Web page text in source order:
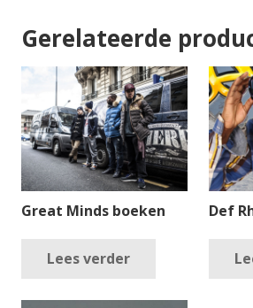
Gerelateerde
Great Minds boeken
Lees verder
Def